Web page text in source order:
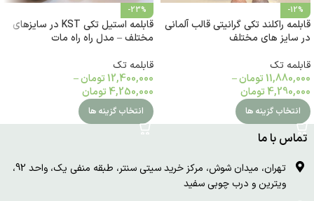
-12%
قابلمه راکلند تکی گرانیتی قالب آلمانی
در سایز های مختلف
قابلمه تک
11,880,000 تومان–
4,290,000 تومان
انتخاب گزینه ها
-23%
قابلمه استیل تکی KST در سایزهای
مختلف – مدل راه راه مات
قابلمه تک
12,400,000 تومان–
4,250,000 تومان
انتخاب گزینه ها
تماس با ما
تهران، میدان شوش، مرکز خرید سیتی سنتر، طبقه منفی یک، واحد 92،
ویترین و درب چوبی سفید